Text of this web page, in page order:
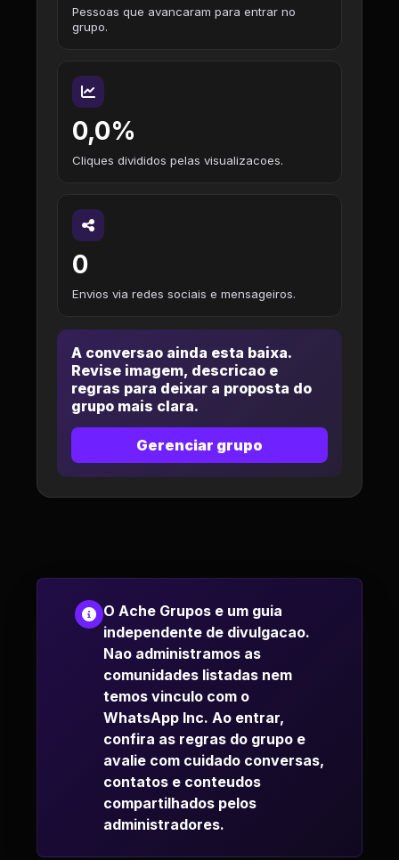
Pessoas que avancaram para entrar no
grupo.
0,0%
Cliques divididos pelas visualizacoes.
0
Envios via redes sociais e mensageiros.
A conversao ainda esta baixa.
Revise imagem, descricao e
regras para deixar a proposta do
grupo mais clara.
Gerenciar grupo
O Ache Grupos e um guia
independente de divulgacao.
Nao administramos as
comunidades listadas nem
temos vinculo com o
WhatsApp Inc. Ao entrar,
confira as regras do grupo e
avalie com cuidado conversas,
contatos e conteudos
compartilhados pelos
administradores.